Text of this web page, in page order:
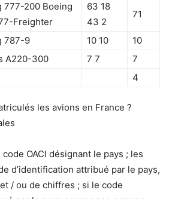
777-200 Boeing
Freighter
63 18
43 2
71
787-9 10 10
10
A220-300
7 7
7
4
les avions en France ?
code OACI désignant le pays ; les
d’identification attribué par le pays,
/ ou de chiffres ; si le code